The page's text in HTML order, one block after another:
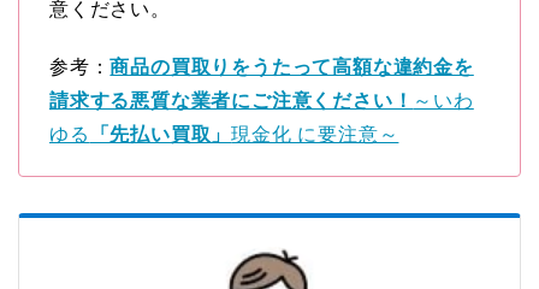
意ください。
参考：商品の買取りをうたって高額な違約金を
請求する悪質な業者にご注意ください！ ～いわ
ゆる
「先払い買取」現金化 に要注意～